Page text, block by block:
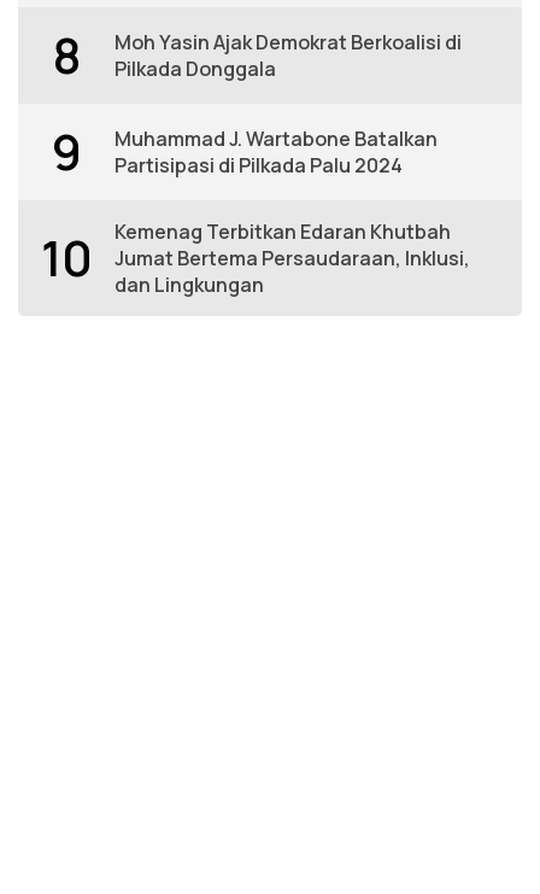
8
Moh Yasin Ajak Demokrat Berkoalisi di
Pilkada Donggala
9
Muhammad J. Wartabone Batalkan
Partisipasi di Pilkada Palu 2024
10
Kemenag Terbitkan Edaran Khutbah
Jumat Bertema Persaudaraan, Inklusi,
dan Lingkungan